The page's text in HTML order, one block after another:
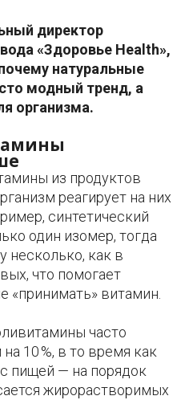
директор
«Здоровье Health»,
натуральные
модный тренд, а
организма.
из продуктов
реагирует на них
синтетический
один изомер, тогда
несколько, как в
что помогает
«принимать» витамин.
часто
10 %, в то время как
пищей — на порядок
жирорастворимых